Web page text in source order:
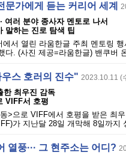
문가에게 듣는 커리어 세계
여러 분야 종사자 멘토로 나서
말하는 진로 탐색 팁
서 열린 라움한글 주최 멘토링
다. (사진 제공=라움한글) 밴쿠버
스 호러의 진수" 2023.10.11 (
한 최우진 감독
VIFF서 호평
>으로 VIFF에서 호평을 받은 최
가 지난달 28일 개막해 8일까지
열풍··· 그 현주소는 어디?